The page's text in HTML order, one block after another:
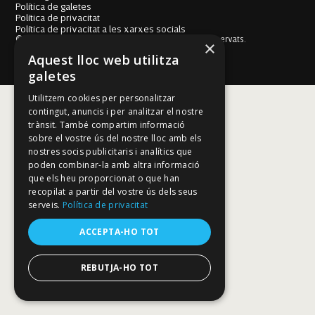
Política de galetes
Política de privacitat
Política de privacitat a les xarxes socials
© Fundació Mallorca Literària 2026. Tots els drets reservats.
Disseny i desenvolupament web BESTALDE STUDIO
×
Aquest lloc web utilitza
galetes
Utilitzem cookies per personalitzar
contingut, anuncis i per analitzar el nostre
trànsit. També compartim informació
sobre el vostre ús del nostre lloc amb els
nostres socis publicitaris i analítics que
poden combinar-la amb altra informació
que els heu proporcionat o que han
recopilat a partir del vostre ús dels seus
serveis. Política de privacitat
ACCEPTA-HO TOT
REBUTJA-HO TOT